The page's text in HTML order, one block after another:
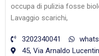
occupa di pulizia fosse
Lavaggio scarichi,
3202340041
45, Via Arnaldo